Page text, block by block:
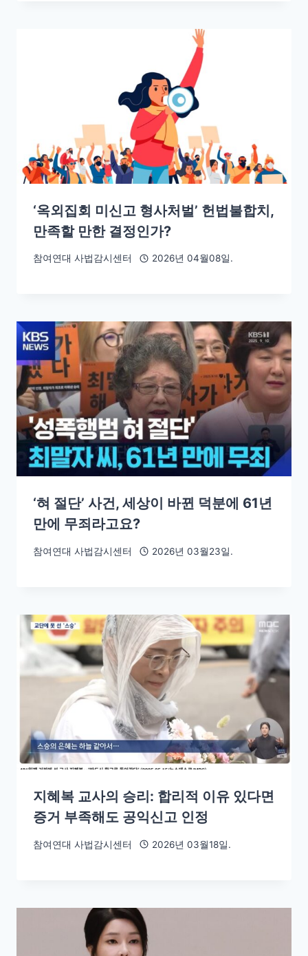
‘옥외집회 미신고 형사처벌’ 헌법불합치,
만족할 만한 결정인가?
참여연대 사법감시센터 2026년 04월08일.
‘혀 절단’ 사건, 세상이 바뀐 덕분에 61년
만에 무죄라고요?
참여연대 사법감시센터 2026년 03월23일.
지혜복 교사의 승리: 합리적 이유 있다면
증거 부족해도 공익신고 인정
참여연대 사법감시센터 2026년 03월18일.